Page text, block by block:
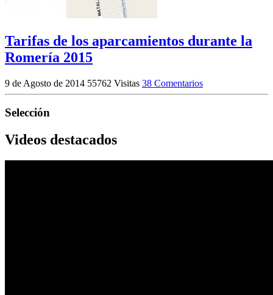
Tarifas de los aparcamientos durante la
Romería 2015
9 de Agosto de 2014 55762 Visitas 38 Comentarios
Selección
Videos destacados